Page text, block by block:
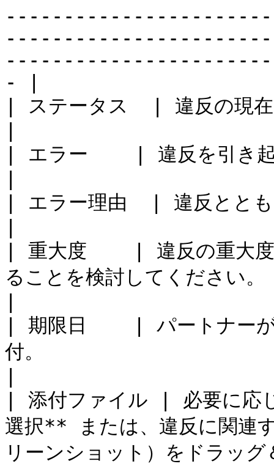
- |
| ステータス  | 違反の現在
| エラー    | 違反を引き起
| エラー理由  | 違反ととも
| 重大度    | 違反の重大度
ることを検討してください。
| 期限日    | パートナーが
付。
| 添付ファイル | 必要に応
選択** または、違反に関連
リーンショット）をドラッ